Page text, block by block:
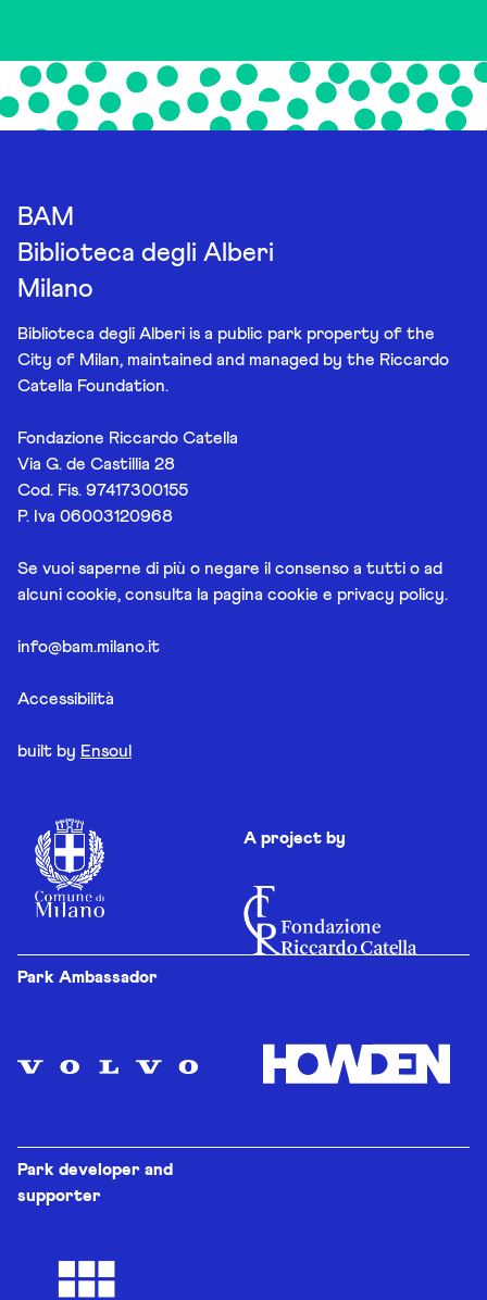
BAM
Biblioteca degli Alberi
Milano
Biblioteca degli Alberi is a public park property of the
City of Milan, maintained and managed by the Riccardo
Catella Foundation.
Fondazione Riccardo Catella
Via G. de Castillia 28
Cod. Fis. 97417300155
P. Iva 06003120968
Se vuoi saperne di più o negare il consenso a tutti o ad
alcuni cookie, consulta la pagina cookie e privacy policy.
info@bam.milano.it
Accessibilità
built by Ensoul
A project by
Park Ambassador
Park developer and
supporter